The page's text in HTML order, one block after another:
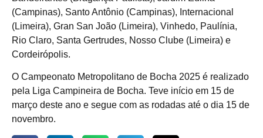
(Campinas), Santo Antônio (Campinas), Internacional
(Limeira), Gran San João (Limeira), Vinhedo, Paulínia,
Rio Claro, Santa Gertrudes, Nosso Clube (Limeira) e
Cordeirópolis.
O Campeonato Metropolitano de Bocha 2025 é realizado
pela Liga Campineira de Bocha. Teve início em 15 de
março deste ano e segue com as rodadas até o dia 15 de
novembro.